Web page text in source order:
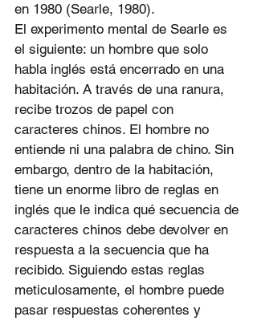
en 1980 (Searle, 1980).
El experimento mental de Searle es
el siguiente: un hombre que solo
habla inglés está encerrado en una
habitación. A través de una ranura,
recibe trozos de papel con
caracteres chinos. El hombre no
entiende ni una palabra de chino. Sin
embargo, dentro de la habitación,
tiene un enorme libro de reglas en
inglés que le indica qué secuencia de
caracteres chinos debe devolver en
respuesta a la secuencia que ha
recibido. Siguiendo estas reglas
meticulosamente, el hombre puede
pasar respuestas coherentes y